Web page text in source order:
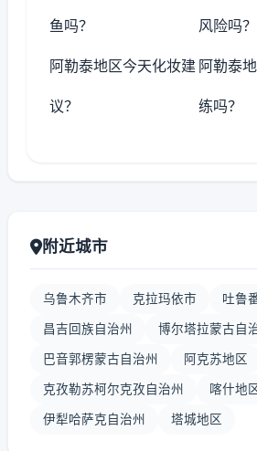
鱼吗？ 风险吗？
阿勒泰地区今天化妆建
议？
阿勒泰
练吗？
附近城市
乌鲁木齐市 克拉玛依市 吐鲁
昌吉回族自治州 博尔塔拉蒙古自
巴音郭楞蒙古自治州 阿克苏地区
克孜勒苏柯尔克孜自治州 喀什地
伊犁哈萨克自治州 塔城地区